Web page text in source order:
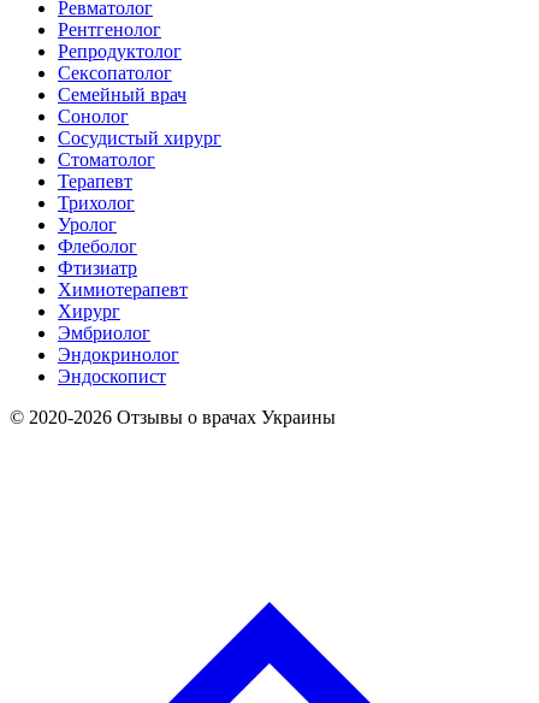
Ревматолог
Рентгенолог
Репродуктолог
Сексопатолог
Семейный врач
Сонолог
Сосудистый хирург
Стоматолог
Терапевт
Трихолог
Уролог
Флеболог
Фтизиатр
Химиотерапевт
Хирург
Эмбриолог
Эндокринолог
Эндоскопист
© 2020-2026 Отзывы о врачах Украины